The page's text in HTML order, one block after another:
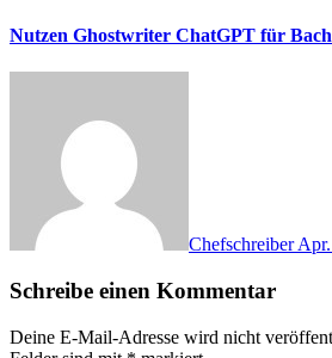
Nutzen Ghostwriter ChatGPT für
Chefschreiber
Schreibe einen Kommentar
Deine E-Mail-Adresse wird nicht